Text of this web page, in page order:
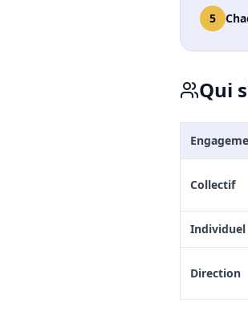
5
Qui
Collectif
Individuel
Direction